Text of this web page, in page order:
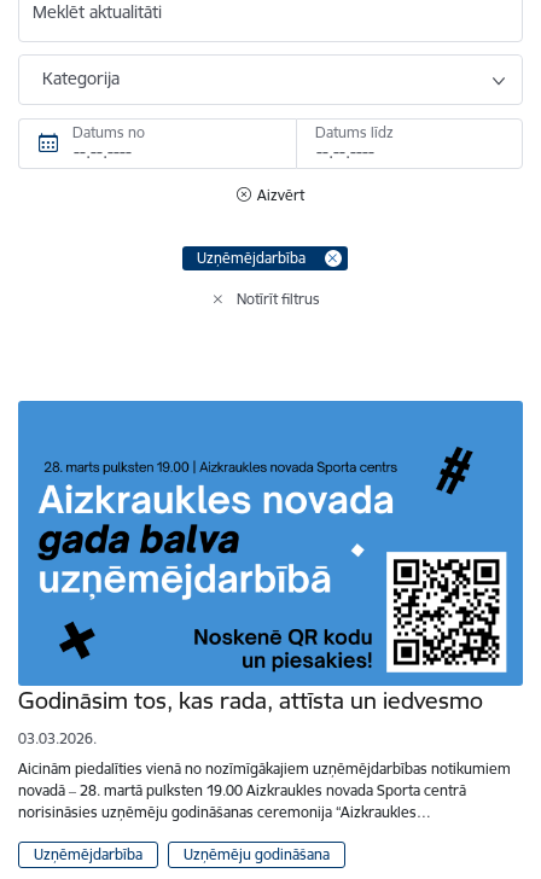
Meklēt aktualitāti
Kategorija
Datums no Datums līdz
Aizvērt
Uzņēmējdarbība
Notīrīt filtrus
Godināsim tos, kas rada, attīsta un iedvesmo
03.03.2026.
Aicinām piedalīties vienā no nozīmīgākajiem uzņēmējdarbības notikumiem
novadā ‒ 28. martā pulksten 19.00 Aizkraukles novada Sporta centrā
norisināsies uzņēmēju godināšanas ceremonija “Aizkraukles…
Uzņēmējdarbība Uzņēmēju godināšana